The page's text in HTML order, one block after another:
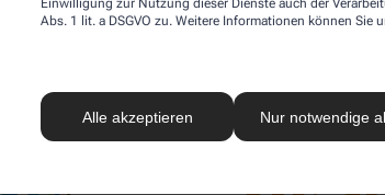
Einwilligung zur Nutzung dieser Dienste auch der
Abs. 1 lit. a DSGVO zu. Weitere Informationen können Sie
Alle akzeptieren Nur notwendige